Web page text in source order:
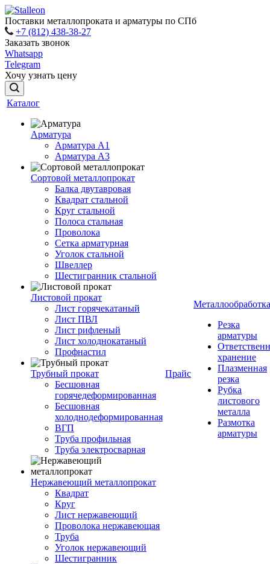
Поставки металлопроката и арматуры по СПб
+7 (812) 438-38-27
Заказать звонок
Whatsapp
Telegram
Хочу узнать цену
Каталог
Арматура
Арматура A1
Арматура А3
Сортовой металлопрокат
Балка двутавровая
Квадрат стальной
Круг стальной
Полоса стальная
Проволока
Сетка арматурная
Уголок стальной
Швеллер
Шестигранник стальной
Листовой прокат
Лист горячекатаный
Лист ПВЛ
Лист рифленый
Лист холоднокатаный
Профнастил
Трубный прокат
Бесшовная
горячедеформированная
Бесшовная
холоднодеформированная
ВГП
Труба профильная
Труба электросварная
Нержавеющий металлопрокат
Квадрат
Круг
Лист нержавеющий
Проволока нержавеющая
Труба
Уголок нержавеющий
Шестигранник
Прайс
Металлообработка
Резка
арматуры
хранение
Плазменная
резка
Рубка
листового
металла
Размотка
арматуры